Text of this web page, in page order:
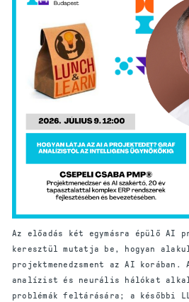
Az előadás két egymásra épülő AI
keresztül mutatja be, hogyan
projektmenedzsment az AI
analízist és neurális hálókat
problémák feltárására; a későbbi